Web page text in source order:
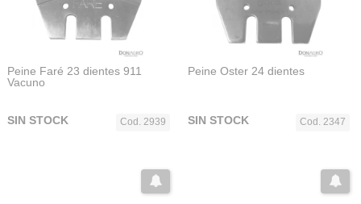
Peine Faré 23 dientes 911
Vacuno
Cod. 2939
SIN STOCK
Peine Oster 24 dientes
Cod. 2347
SIN STOCK